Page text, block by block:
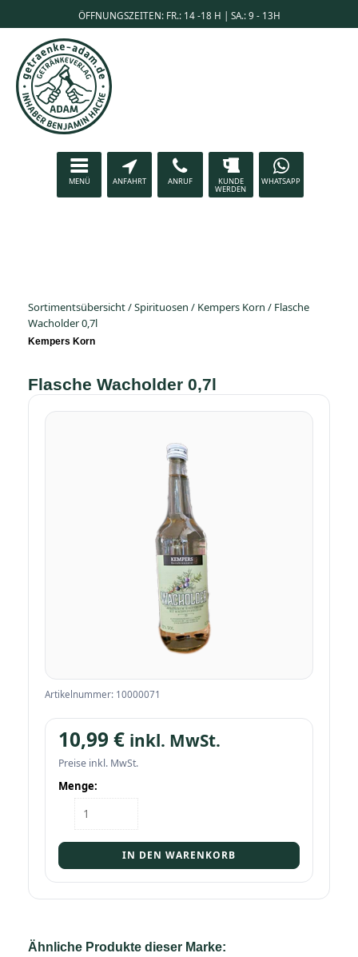
ÖFFNUNGSZEITEN: FR.: 14 -18 H | SA.: 9 - 13H
MENÜ ANFAHRT ANRUF KUNDE
WERDEN
WHATSAPP
Sortimentsübersicht/Spirituosen / Kempers Korn / Flasche
Wacholder 0,7l
Kempers Korn
Flasche Wacholder 0,7l
Artikelnummer: 10000071
10,99 € inkl. MwSt.
Preise inkl. MwSt.
Menge:
Flasche
Wacholder
IN DEN WARENKORB
Ähnliche Produkte dieser Marke: